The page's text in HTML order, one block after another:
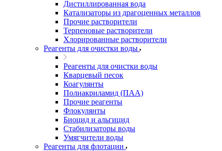
Дистиллированная вода
Катализаторы из драгоценных металлов
Прочие растворители
Терпеновые растворители
Хлорированные растворители
Реагенты для очистки воды
Реагенты для очистки воды
Кварцевый песок
Коагулянты
Полиакриламид (ПАА)
Прочие реагенты
Флокулянты
Биоцид и альгицид
Стабилизаторы воды
Умягчители воды
Реагенты для флотации